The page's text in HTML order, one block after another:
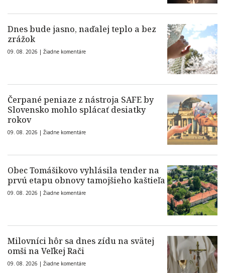
Dnes bude jasno, naďalej teplo a bez
zrážok
09. 08. 2026 | Žiadne komentáre
Čerpané peniaze z nástroja SAFE by
Slovensko mohlo splácať desiatky
rokov
09. 08. 2026 | Žiadne komentáre
Obec Tomášikovo vyhlásila tender na
prvú etapu obnovy tamojšieho kaštieľa
09. 08. 2026 | Žiadne komentáre
Milovníci hôr sa dnes zídu na svätej
omši na Veľkej Rači
09. 08. 2026 | Žiadne komentáre